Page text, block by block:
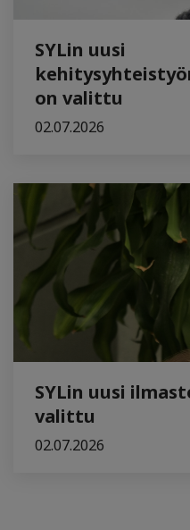
SYLin uusi
on valittu
02.07.2026
SYLin uusi
valittu
02.07.2026